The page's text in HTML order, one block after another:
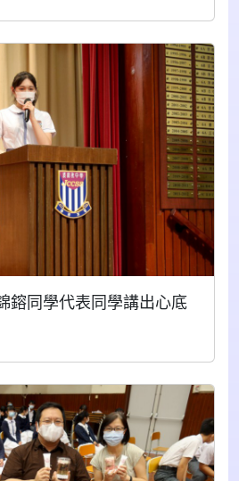
鎔同學代表同學講出心底